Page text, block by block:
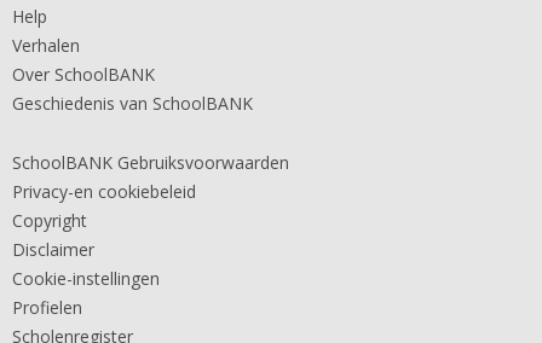
Help
Verhalen
Over SchoolBANK
Geschiedenis van SchoolBANK
SchoolBANK Gebruiksvoorwaarden
Privacy-en cookiebeleid
Copyright
Disclaimer
Cookie-instellingen
Profielen
Scholenregister